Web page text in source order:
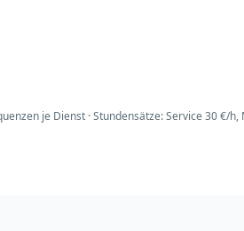
je Dienst · Stundensätze: Service 30 €/